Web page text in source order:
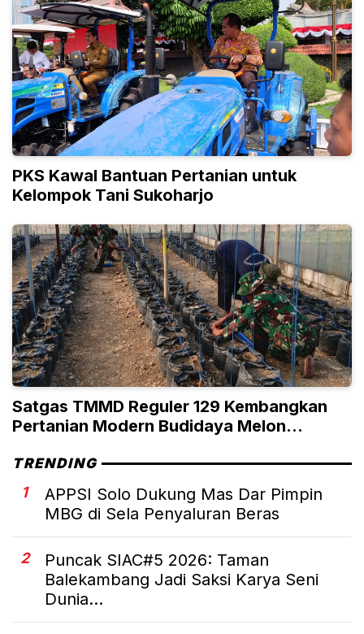
PKS Kawal Bantuan Pertanian untuk
Kelompok Tani Sukoharjo
Satgas TMMD Reguler 129 Kembangkan
Pertanian Modern Budidaya Melon
TRENDING
1
APPSI Solo Dukung Mas Dar Pimpin
MBG di Sela Penyaluran Beras
2
Puncak SIAC#5 2026: Taman
Balekambang Jadi Saksi Karya Seni
Dunia...